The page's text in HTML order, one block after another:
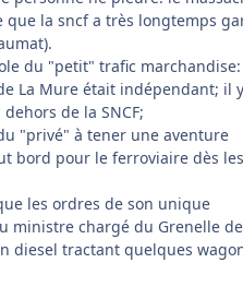
la sncf a très longtemps
du "petit" trafic
La Mure était indépendant; il y
de la SNCF;
"privé" à tener une aventure
bord pour le ferroviaire dès les
les ordres de son unique
ministre chargé du Grenelle de
diesel tractant quelques